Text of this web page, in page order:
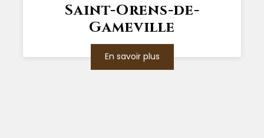
Saint-Orens-de-
Gameville
En savoir plus